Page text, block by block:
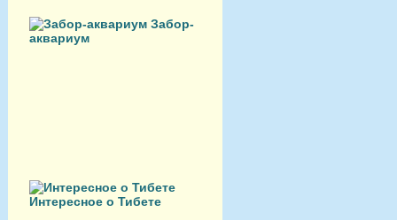
Забор-
аквариум
Интересное о Тибете